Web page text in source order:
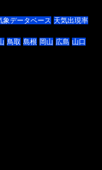
象データベース 天気出現率
鳥取 島根 岡山 広島 山口